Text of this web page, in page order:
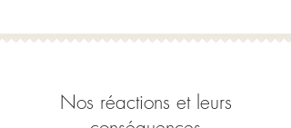
Nos réactions et leurs